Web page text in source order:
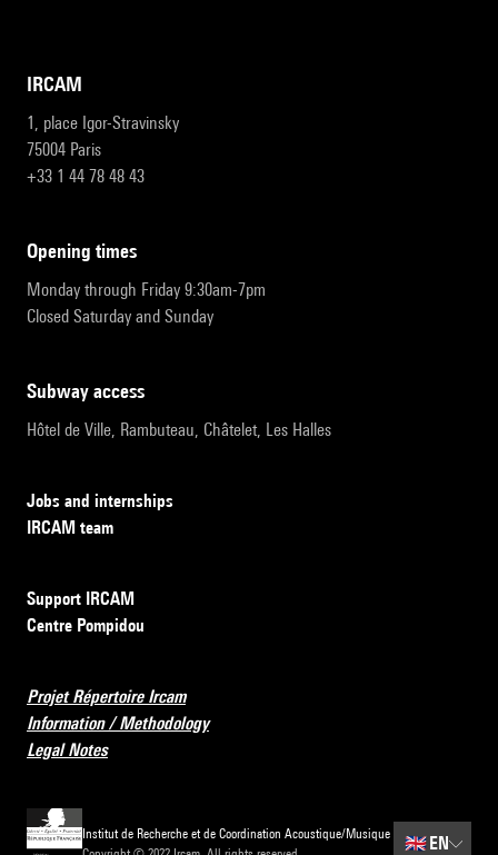
IRCAM
1, place Igor-Stravinsky
75004 Paris
+33 1 44 78 48 43
opening times
Monday through Friday 9:30am-7pm
Closed Saturday and Sunday
subway access
Hôtel de Ville, Rambuteau, Châtelet, Les Halles
Jobs and internships
IRCAM team
Support IRCAM
Centre Pompidou
Projet Répertoire Ircam
Information / Methodology
Legal Notes
Institut de Recherche et de Coordination Acoustique/Musique
🇬🇧 EN